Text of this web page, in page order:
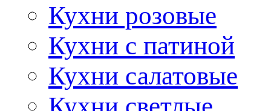
Кухни розовые
Кухни с патиной
Кухни салатовые